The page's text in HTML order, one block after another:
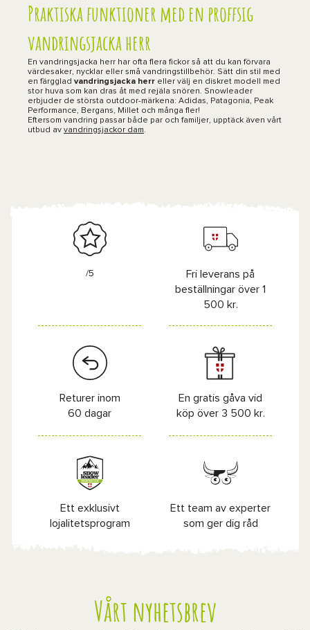
Praktiska funktioner med en proffsig
vandringsjacka herr
En vandringsjacka herr har ofta flera fickor så att du kan förvara
värdesaker, nycklar eller små vandringstillbehör. Sätt din stil med
en färgglad vandringsjacka herr eller välj en diskret modell med
stor huva som kan dras åt med rejäla snören. Snowleader
erbjuder de största outdoor-märkena: Adidas, Patagonia, Peak
Performance, Bergans, Millet och många fler!
Eftersom vandring passar både par och familjer, upptäck även vårt
utbud av vandringsjackor dam.
/5
Fri leverans på
beställningar över 1
500 kr.
Returer inom
60 dagar
En gratis gåva vid
köp över 3 500 kr.
Ett exklusivt
lojalitetsprogram
Ett team av experter
som ger dig råd
Vårt nyhetsbrev